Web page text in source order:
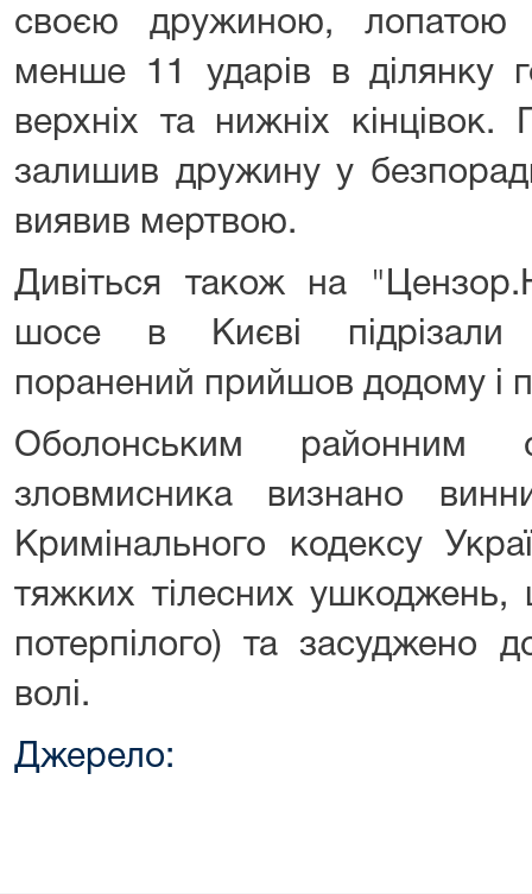
своєю дружиною, лопатою
менше 11 ударів в ділянку
верхніх та нижніх кінцівок.
залишив дружину у
виявив мертвою.
Дивіться також на
шосе в Києві підрізали
поранений прийшов додому
Оболонським районним
зловмисника визнано
Кримінального кодексу
тяжких тілесних
потерпілого) та засуджено
волі.
Джерело: